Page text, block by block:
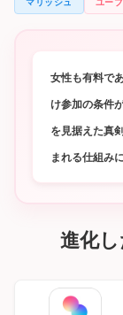
女性も有料で
け参加の条件
を見据えた真
まれる仕組み
進化